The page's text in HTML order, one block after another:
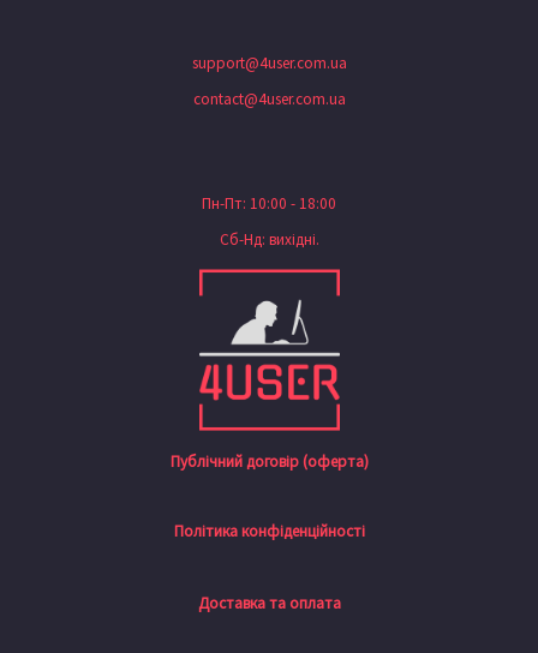
support@4user.com.ua
contact@4user.com.ua
Пн-Пт: 10:00 - 18:00
Сб-Нд: вихідні.
Публічний договір (оферта)
Політика конфіденційності
Доставка та оплата